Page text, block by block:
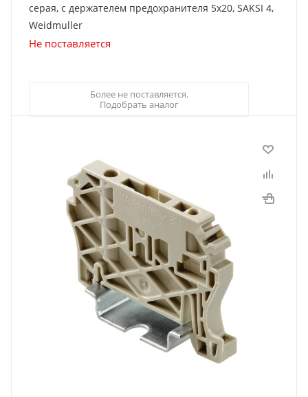
серая, с держателем предохранителя 5х20, SAKSI 4,
Weidmuller
Не поставляется
Более не поставляется.
Подобрать аналог